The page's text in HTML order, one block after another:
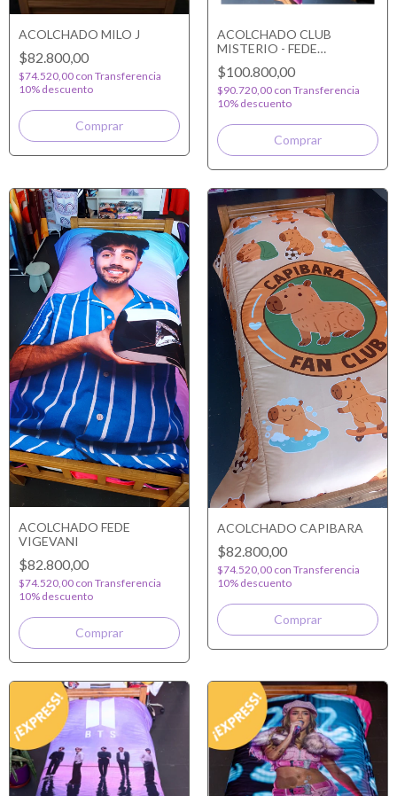
ACOLCHADO MILO J
$82.800,00
$74.520,00 con Transferencia
10% descuento
ACOLCHADO CLUB
MISTERIO - FEDE
VIGEVANI REVERSIBLE
$100.800,00
$90.720,00 con Transferencia
10% descuento
ACOLCHADO FEDE
VIGEVANI
$82.800,00
$74.520,00 con Transferencia
10% descuento
ACOLCHADO CAPIBARA
$82.800,00
$74.520,00 con Transferencia
10% descuento